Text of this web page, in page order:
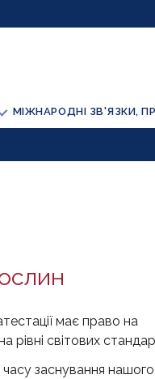
МІЖНАРОДНІ ЗВ'ЯЗКИ,
має право на
рівні світових
заснування нашого